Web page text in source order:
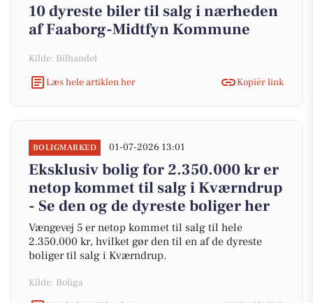
10 dyreste biler til salg i nærheden
af Faaborg-Midtfyn Kommune
Kilde: Bilhandel
Læs hele artiklen her
Kopiér link
BOLIGMARKED 01-07-2026 13:01
Eksklusiv bolig for 2.350.000 kr er
netop kommet til salg i Kværndrup
- Se den og de dyreste boliger her
Vængevej 5 er netop kommet til salg til hele
2.350.000 kr, hvilket gør den til en af de dyreste
boliger til salg i Kværndrup.
Kilde: Boliga